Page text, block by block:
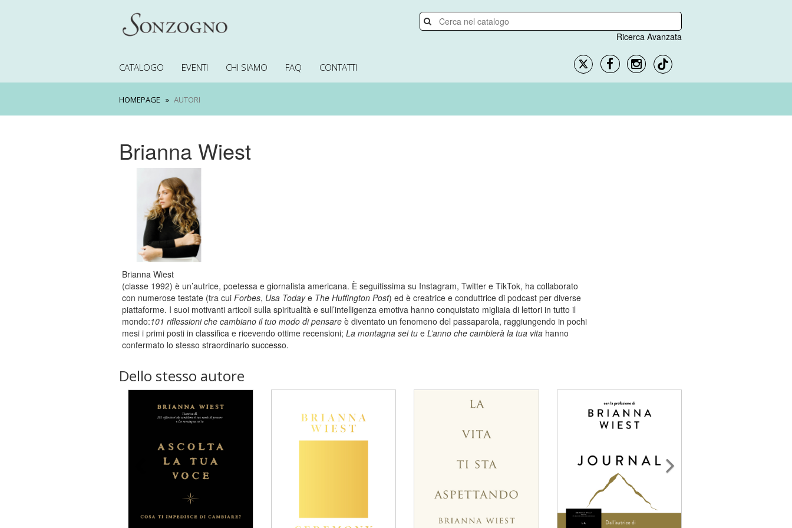
Ricerca Avanzata
CATALOGO EVENTI CHI SIAMO FAQ CONTATTI
HOMEPAGE AUTORI
Brianna Wiest
Brianna Wiest
(classe 1992) è un’autrice, poetessa e giornalista americana. È seguitissima su Instagram, Twitter e TikTok, ha collaborato
con numerose testate (tra cui Forbes, Usa Todaye The Huffington Post) ed è creatrice e conduttrice di podcast per diverse
piattaforme. I suoi motivanti articoli sulla spiritualità e sull’intelligenza emotiva hanno conquistato migliaia di lettori in tutto il
mondo:101 riflessioni che cambiano il tuo modo di pensare è diventato un fenomeno del passaparola, raggiungendo in pochi
mesi i primi posti in classifica e ricevendo ottime recensioni; La montagna sei tu e L’anno che cambierà la tua vita hanno
confermato lo stesso straordinario successo.
Dello stesso autore